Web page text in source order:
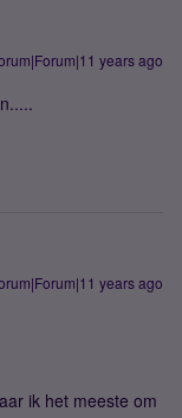
years ago
years ago
ik het meeste om